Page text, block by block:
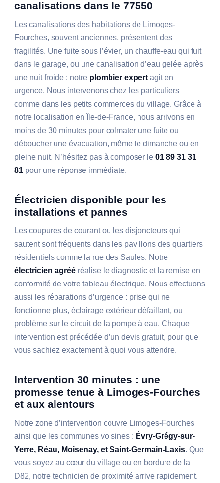
canalisations dans le 77550
Les canalisations des habitations de Limoges-
Fourches, souvent anciennes, présentent des
fragilités. Une fuite sous l’évier, un chauffe-eau qui fuit
dans le garage, ou une canalisation d’eau gelée après
une nuit froide : notre plombier expertagit en
urgence. Nous intervenons chez les particuliers
comme dans les petits commerces du village. Grâce à
notre localisation en Île-de-France, nous arrivons en
moins de 30 minutes pour colmater une fuite ou
déboucher une évacuation, même le dimanche ou en
pleine nuit. N’hésitez pas à composer le01 89 31 31
81 pour une réponse immédiate.
Électricien disponible pour les
installations et pannes
Les coupures de courant ou les disjoncteurs qui
sautent sont fréquents dans les pavillons des quartiers
résidentiels comme la rue des Saules. Notre
électricien agréé réalise le diagnostic et la remise en
conformité de votre tableau électrique. Nous effectuons
aussi les réparations d’urgence : prise qui ne
fonctionne plus, éclairage extérieur défaillant, ou
problème sur le circuit de la pompe à eau. Chaque
intervention est précédée d’un devis gratuit, pour que
vous sachiez exactement à quoi vous attendre.
Intervention 30 minutes : une
promesse tenue à Limoges-Fourches
et aux alentours
Notre zone d’intervention couvre Limoges-Fourches
ainsi que les communes voisines : Évry-Grégy-sur-
Yerre, Réau, Moisenay, et Saint-Germain-Laxis. Que
vous soyez au cœur du village ou en bordure de la
D82, notre technicien de proximité arrive rapidement.